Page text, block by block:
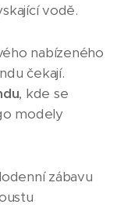
vodě.
nabízeného
čekají.
, kde se
modely
zábavu